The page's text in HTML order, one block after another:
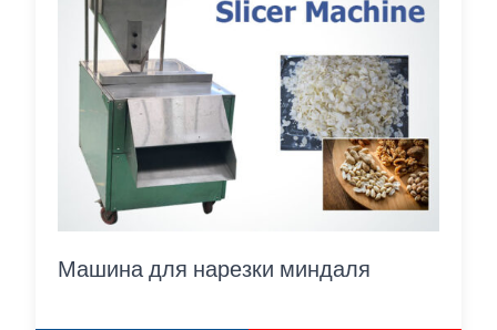
Машина для нарезки миндаля